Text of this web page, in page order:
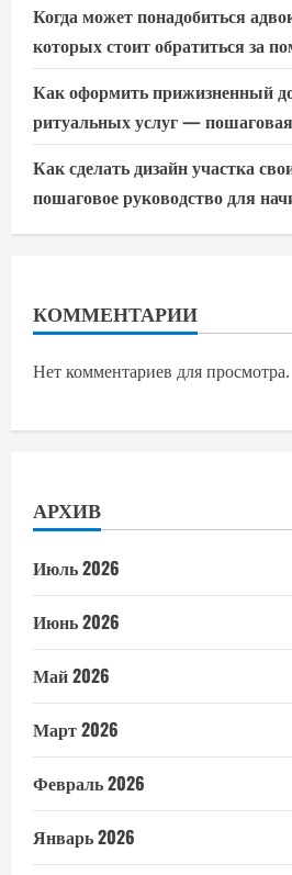
Когда может понадобиться
которых стоит обратиться за
Как оформить прижизненный
ритуальных услуг —
Как сделать дизайн участка
пошаговое руководство для
КОММЕНТАРИИ
Нет комментариев для просмотра.
АРХИВ
Июль 2026
Июнь 2026
Май 2026
Март 2026
Февраль 2026
Январь 2026